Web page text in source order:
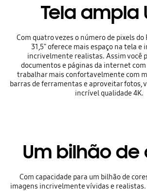
Tela ampla
Com quatro vezes o número de pixels do
31,5" oferece mais espaço na tela e
incrivelmente realistas. Assim você
documentos e páginas da internet
trabalhar mais confortavelmente com
barras de ferramentas e aproveitar fotos,
incrível qualidade 4K.
Um bilhão de
Com capacidade para um bilhão de
imagens incrivelmente vívidas e realistas.